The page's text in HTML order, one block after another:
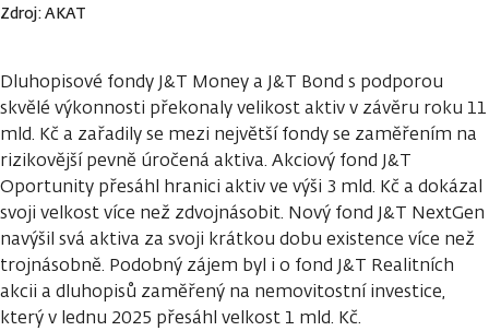
Zdroj: AKAT
Dluhopisové fondy J&T Money a J&T Bond s podporou
skvělé výkonnosti překonaly velikost aktiv v závěru roku 11
mld. Kč a zařadily se mezi největší fondy se zaměřením na
rizikovější pevně úročená aktiva. Akciový fond J&T
Oportunity přesáhl hranici aktiv ve výši 3 mld. Kč a dokázal
svoji velkost více než zdvojnásobit. Nový fond J&T NextGen
navýšil svá aktiva za svoji krátkou dobu existence více než
trojnásobně. Podobný zájem byl i o fond J&T Realitních
akcii a dluhopisů zaměřený na nemovitostní investice,
který v lednu 2025 přesáhl velkost 1 mld. Kč.